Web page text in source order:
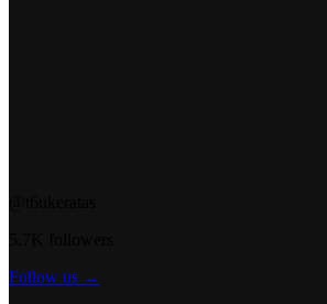
Follow us →